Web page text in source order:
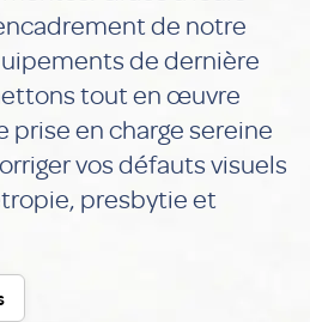
de notre
de dernière
tout en œuvre
prise en charge sereine
vos défauts visuels
presbytie et